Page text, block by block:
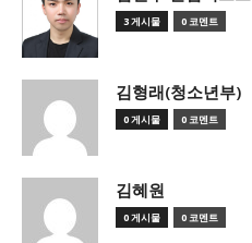
3 게시물 0 코멘트
김형래(청소년부)
0 게시물 0 코멘트
김혜원
0 게시물 0 코멘트